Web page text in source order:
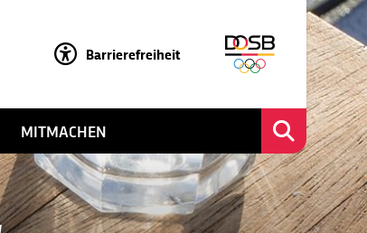
Barrierefreiheit
MITMACHEN